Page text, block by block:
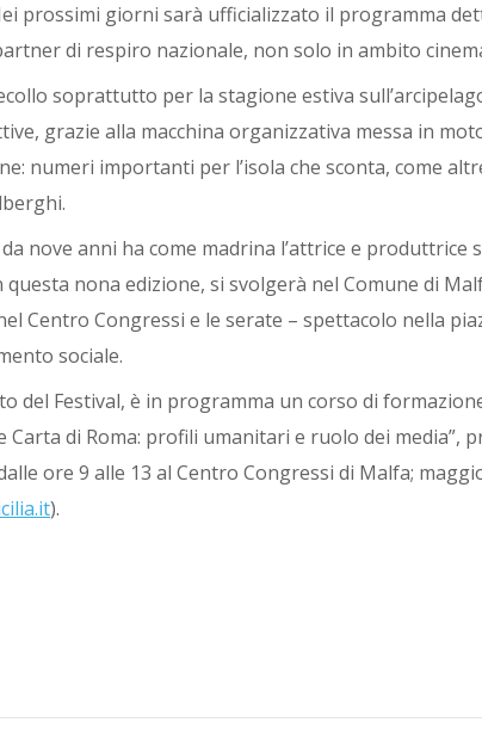
prossimi giorni sarà ufficializzato il programma
di respiro nazionale, non solo in ambito
soprattutto per la stagione estiva
grazie alla macchina organizzativa messa in
numeri importanti per l’isola che sconta, come
nove anni ha come madrina l’attrice e produttrice
nona edizione, si svolgerà nel Comune di
Centro Congressi e le serate – spettacolo nella
sociale.
del Festival, è in programma un corso di
Carta di Roma: profili umanitari e ruolo dei media”,
ore 9 alle 13 al Centro Congressi di Malfa;
).